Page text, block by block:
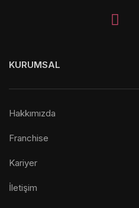
KURUMSAL
Hakkımızda
Franchise
Kariyer
İletişim